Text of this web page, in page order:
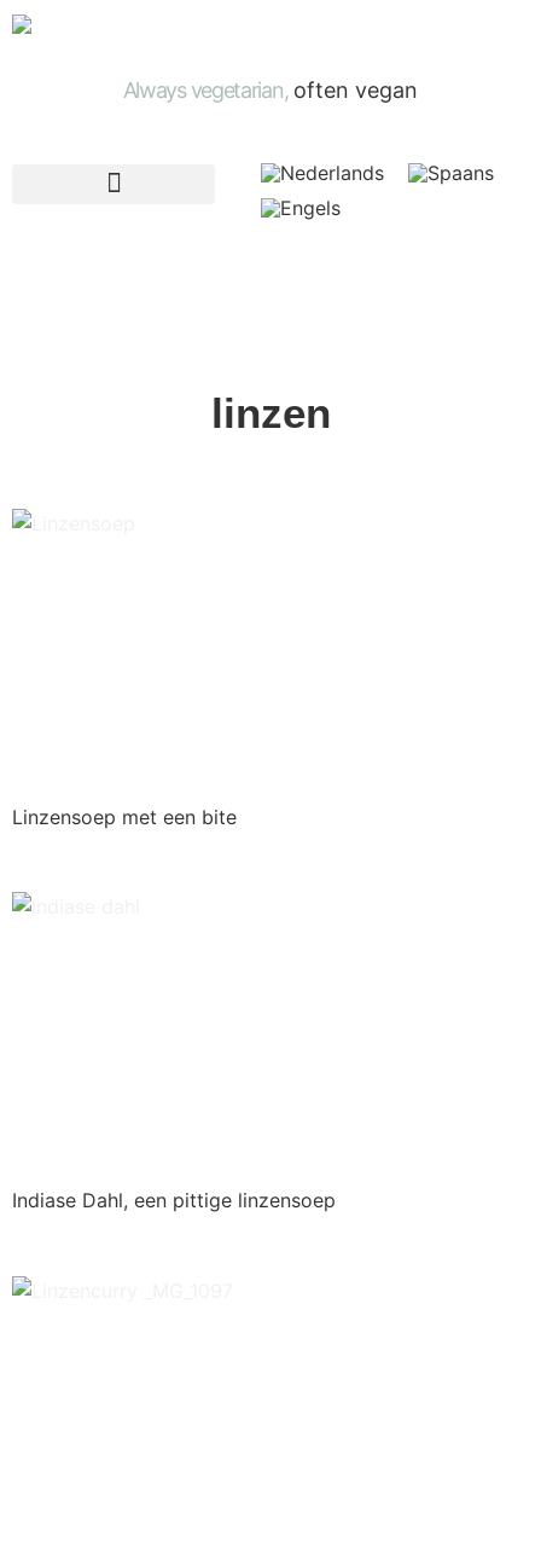
Always vegetarian, often vegan
linzen
Linzensoep met een bite
Indiase Dahl, een pittige linzensoep